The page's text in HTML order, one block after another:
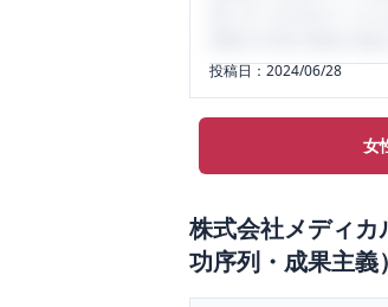
気にすべき点がたく
将来の不安や現在の悩
投稿日：2024/06/28
女
株式会社メディカ
功序列・成果主義）